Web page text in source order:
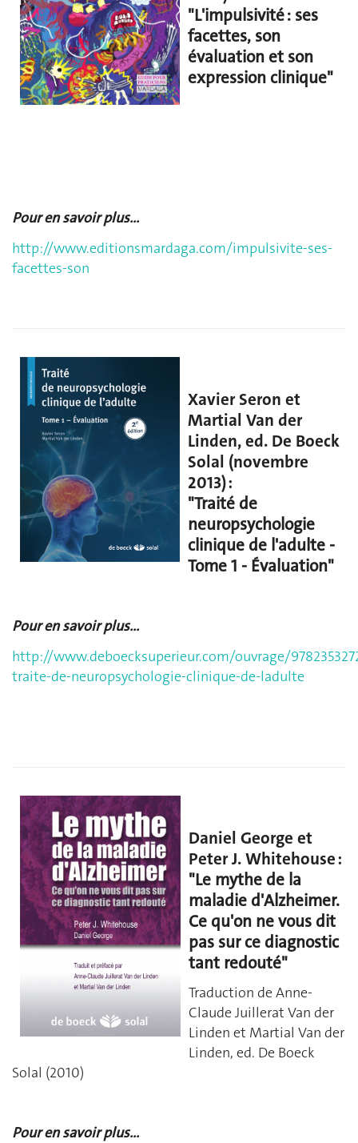
"L'impulsivité : ses
facettes, son
évaluation et son
expression clinique"
Pour en savoir plus...
http://www.editionsmardaga.com/impulsivite-ses-
facettes-son
Xavier Seron et
Martial Van der
Linden, ed. De Boeck
Solal (novembre
2013) :
"Traité de
neuropsychologie
clinique de l'adulte -
Tome 1 - Évaluation"
Pour en savoir plus...
http://www.deboecksuperieur.com/ouvrage/
traite-de-neuropsychologie-clinique-de-ladulte
Daniel George et
Peter J. Whitehouse :
"Le mythe de la
maladie d'Alzheimer.
Ce qu'on ne vous dit
pas sur ce diagnostic
tant redouté"
Traduction de Anne-
Claude Juillerat Van der
Linden et Martial Van der
Linden, ed. De Boeck
Solal (2010)
Pour en savoir plus...